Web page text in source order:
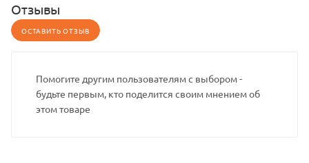
Отзывы
ОСТАВИТЬ ОТЗЫВ
Помогите другим пользователям с выбором -
будьте первым, кто поделится своим мнением об
этом товаре